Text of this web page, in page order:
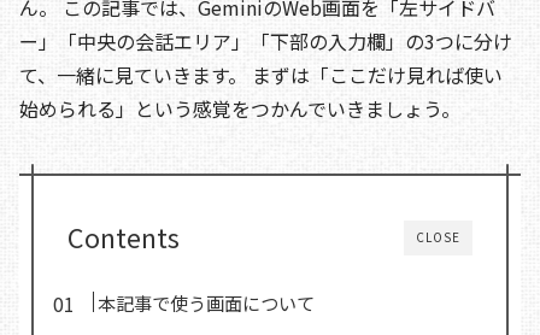
ん。 この記事では、GeminiのWeb画面を「左サイドバ
ー」「中央の会話エリア」「下部の入力欄」の3つに分け
て、一緒に見ていきます。 まずは「ここだけ見れば使い
始められる」という感覚をつかんでいきましょう。
CLOSE
Contents
本記事で使う画面について